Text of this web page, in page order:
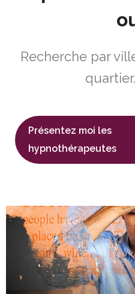
Recherche par
quartier.
Présentez moi les
hypnothérapeutes